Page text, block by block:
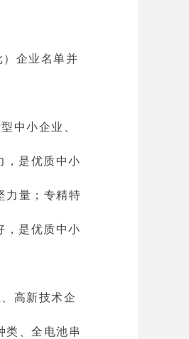
企业名单并
中小企业、
，是优质中小
力量；专精特
，是优质中小
高新技术企
类、全电池串